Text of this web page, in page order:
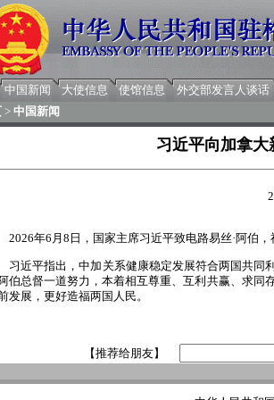
中国新闻 大使信息 使馆信息
外交部发言人谈话
> 中国新闻
习近平向加拿大
2026年6月8日，国家主席习近平致电路易丝·阿伯
习近平指出，中加关系健康稳定发展符合两国共同
伯总督一道努力，本着相互尊重、互利共赢、求
发展，更好造福两国人民。
【推荐给朋友】